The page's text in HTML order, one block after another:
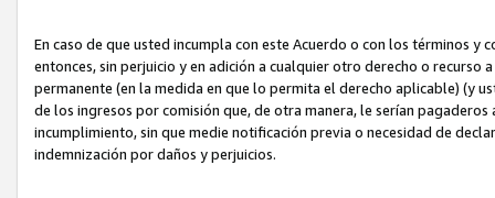
En caso de que usted incumpla con este Acuerdo o con los términos
entonces, sin perjuicio y en adición a cualquier otro derecho o
permanente (en la medida en que lo permita el derecho aplicable) (y
de los ingresos por comisión que, de otra manera, le serían
incumplimiento, sin que medie notificación previa o necesidad de
indemnización por daños y perjuicios.